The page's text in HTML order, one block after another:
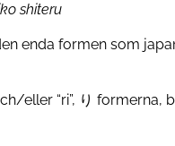
shiteru
enda formen som
eller “ri”, り